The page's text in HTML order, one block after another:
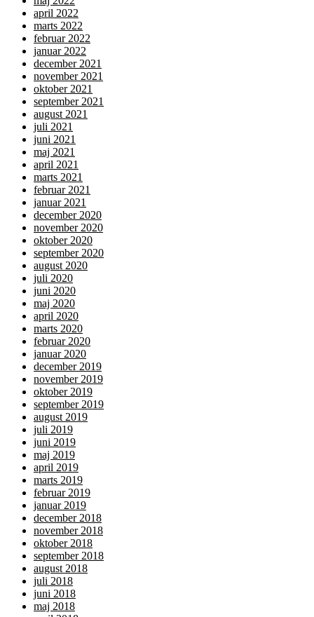
april 2022
marts 2022
februar 2022
januar 2022
december 2021
november 2021
oktober 2021
september 2021
august 2021
juli 2021
juni 2021
maj 2021
april 2021
marts 2021
februar 2021
januar 2021
december 2020
november 2020
oktober 2020
september 2020
august 2020
juli 2020
juni 2020
maj 2020
april 2020
marts 2020
februar 2020
januar 2020
december 2019
november 2019
oktober 2019
september 2019
august 2019
juli 2019
juni 2019
maj 2019
april 2019
marts 2019
februar 2019
januar 2019
december 2018
november 2018
oktober 2018
september 2018
august 2018
juli 2018
juni 2018
maj 2018